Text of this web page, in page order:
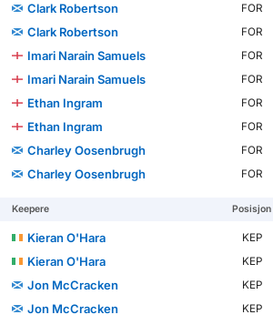
Clark Robertson
FOR
Clark Robertson
FOR
Imari Narain Samuels
FOR
Imari Narain Samuels
FOR
Ethan Ingram
FOR
Ethan Ingram
FOR
Charley Oosenbrugh
FOR
Charley Oosenbrugh
FOR
Keepere Posisjon
Kieran O'Hara KEP
Kieran O'Hara
KEP
Jon McCracken
KEP
Jon McCracken
KEP